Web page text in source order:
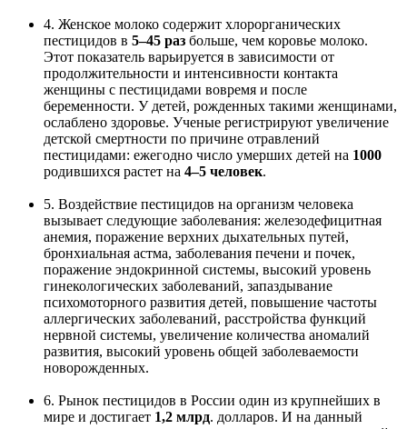
4. Женское молоко содержит хлорорганических
пестицидов в 5–45 раз больше, чем коровье молоко.
Этот показатель варьируется в зависимости от
продолжительности и интенсивности контакта
женщины с пестицидами вовремя и после
беременности. У детей, рожденных такими женщинами,
ослаблено здоровье. Ученые регистрируют увеличение
детской смертности по причине отравлений
пестицидами: ежегодно число умерших детей на 1000
родившихся растет на 4–5 человек.
5. Воздействие пестицидов на организм человека
вызывает следующие заболевания: железодефицитная
анемия, поражение верхних дыхательных путей,
бронхиальная астма, заболевания печени и почек,
поражение эндокринной системы, высокий уровень
гинекологических заболеваний, запаздывание
психомоторного развития детей, повышение частоты
аллергических заболеваний, расстройства функций
нервной системы, увеличение количества аномалий
развития, высокий уровень общей заболеваемости
новорожденных.
6. Рынок пестицидов в России один из крупнейших в
мире и достигает 1,2 млрд. долларов. И на данный